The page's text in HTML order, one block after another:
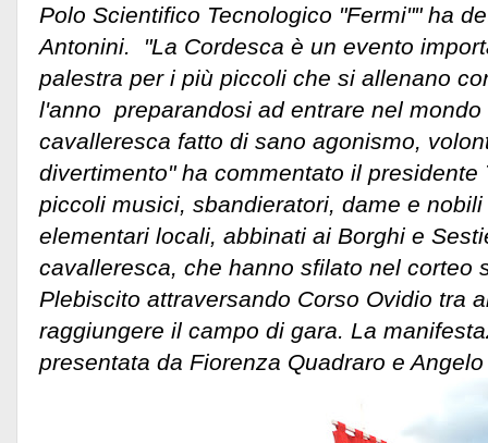
Polo Scientifico Tecnologico "Fermi"" ha
Antonini. "La Cordesca è un evento
palestra per i più piccoli che si allenano
l'anno preparandosi ad entrare nel mondo
cavalleresca fatto di sano agonismo,
divertimento" ha commentato il presidente
piccoli musici, sbandieratori, dame e
elementari locali, abbinati ai Borghi e
cavalleresca, che hanno sfilato nel corteo
Plebiscito attraversando Corso Ovidio tra
raggiungere il campo di gara. La
presentata da Fiorenza Quadraro e